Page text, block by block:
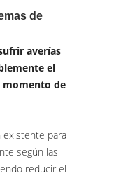
de
averías
el
momento de
existente para
según las
reducir el